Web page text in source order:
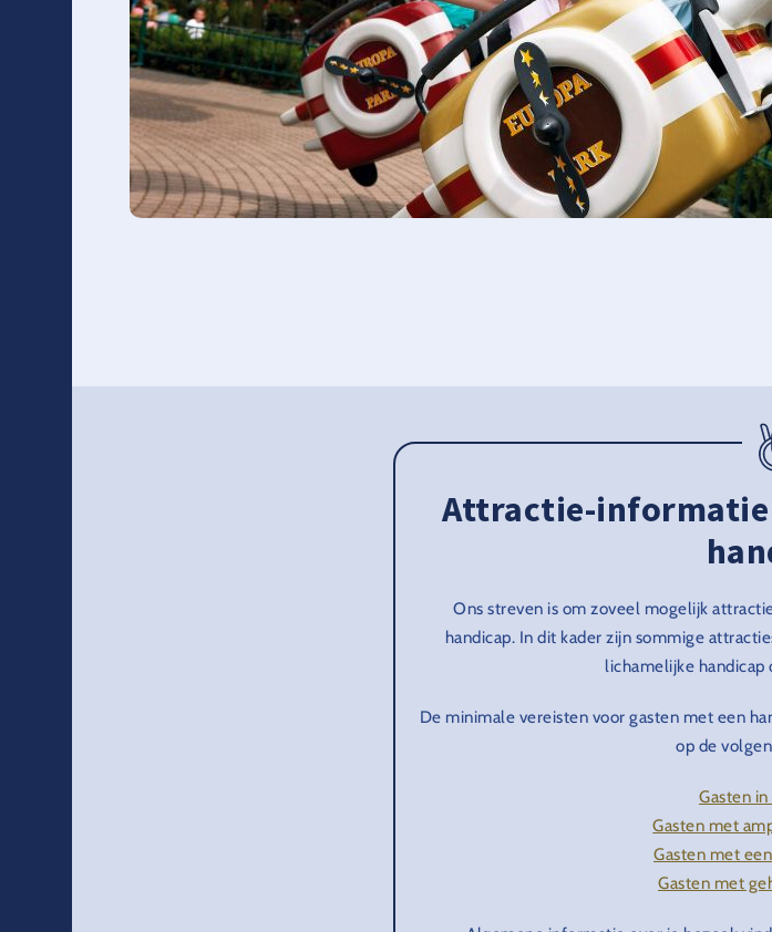
Attractie-informatie
Ons streven is om zoveel mogelijk
handicap. In dit kader zijn sommige
lichamelijke handicap
De minimale vereisten voor gasten met een
op de
Gasten
Gasten met
Gasten met
Gasten met